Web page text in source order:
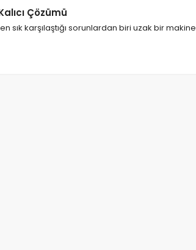
Çözümü
sık karşılaştığı sorunlardan biri uzak bir